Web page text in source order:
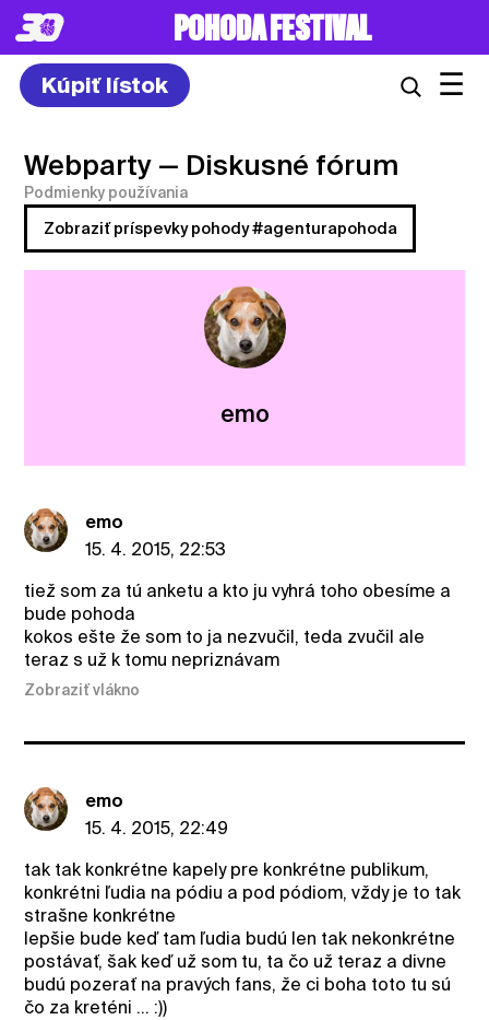
POHODA FESTIVAL
Kúpiť lístok ☰
Webparty — Diskusné fórum
Podmienky používania
Zobraziť príspevky pohody #agenturapohoda
emo
emo
15. 4. 2015, 22:53
tiež som za tú anketu a kto ju vyhrá toho obesíme a
bude pohoda
kokos ešte že som to ja nezvučil, teda zvučil ale
teraz s už k tomu nepriznávam
Zobraziť vlákno
emo
15. 4. 2015, 22:49
tak tak konkrétne kapely pre konkrétne publikum,
konkrétni ľudia na pódiu a pod pódiom, vždy je to tak
strašne konkrétne
lepšie bude keď tam ľudia budú len tak nekonkrétne
postávať, šak keď už som tu, ta čo už teraz a divne
budú pozerať na pravých fans, že ci boha toto tu sú
čo za kreténi ... :))